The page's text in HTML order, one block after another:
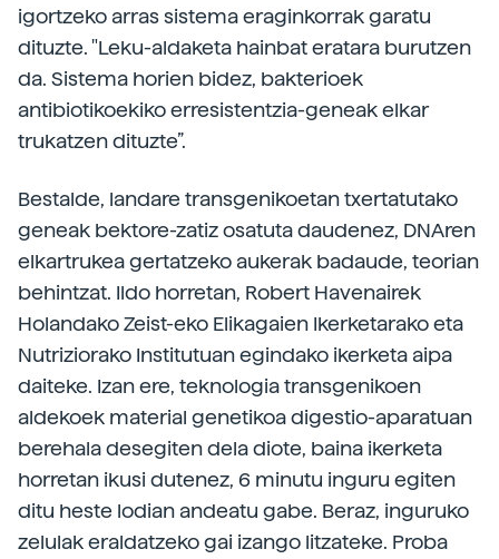
igortzeko arras sistema eraginkorrak garatu
dituzte. "Leku-aldaketa hainbat eratara burutzen
da. Sistema horien bidez, bakterioek
antibiotikoekiko erresistentzia-geneak elkar
trukatzen dituzte”.
Bestalde, landare transgenikoetan txertatutako
geneak bektore-zatiz osatuta daudenez, DNAren
elkartrukea gertatzeko aukerak badaude, teorian
behintzat. Ildo horretan, Robert Havenairek
Holandako Zeist-eko Elikagaien Ikerketarako eta
Nutriziorako Institutuan egindako ikerketa aipa
daiteke. Izan ere, teknologia transgenikoen
aldekoek material genetikoa digestio-aparatuan
berehala desegiten dela diote, baina ikerketa
horretan ikusi dutenez, 6 minutu inguru egiten
ditu heste lodian andeatu gabe. Beraz, inguruko
zelulak eraldatzeko gai izango litzateke. Proba